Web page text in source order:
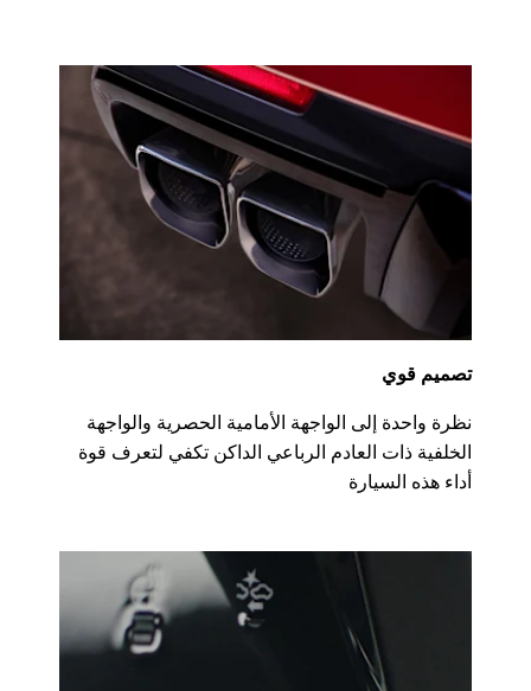
تصميم قوي
نظرة واحدة إلى الواجهة الأمامية الحصرية والواجهة
الخلفية ذات العادم الرباعي الداكن تكفي لتعرف قوة
أداء هذه السيارة